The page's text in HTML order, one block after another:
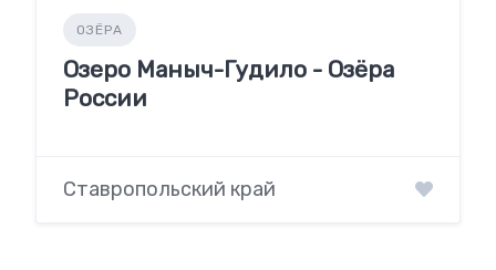
ОЗЁРА
Озеро Маныч-Гудило - Озёра
России
Ставропольский край